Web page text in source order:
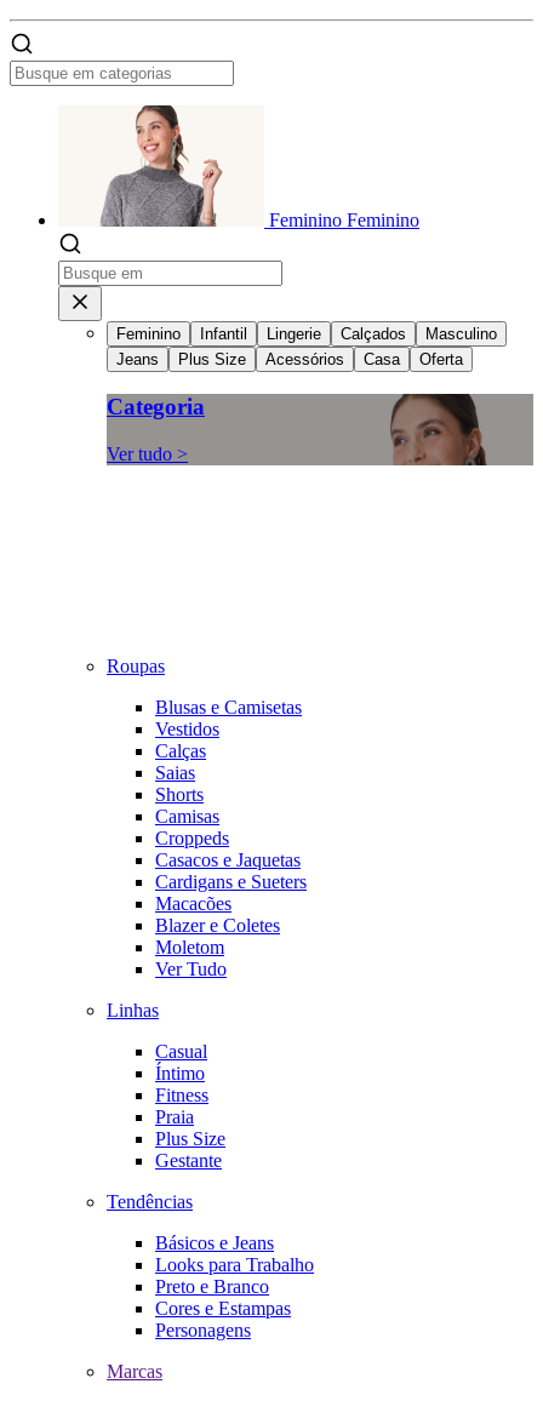
Feminino Feminino
Feminino Infantil Lingerie Calçados
Masculino
Jeans
Plus Size Acessórios Casa Oferta
Categoria
Ver tudo >
Roupas
Blusas e Camisetas
Vestidos
Calças
Saias
Shorts
Camisas
Croppeds
Casacos e Jaquetas
Cardigans e Sueters
Macacões
Blazer e Coletes
Moletom
Ver Tudo
Linhas
Casual
Íntimo
Fitness
Praia
Plus Size
Gestante
Tendências
Básicos e Jeans
Looks para Trabalho
Preto e Branco
Cores e Estampas
Personagens
Marcas